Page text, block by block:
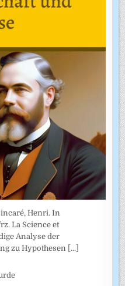
Henri. In
La Science et
Analyse der
zu Hypothesen [...]